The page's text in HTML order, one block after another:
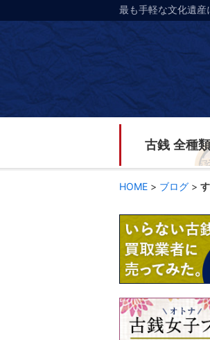
最も手軽な文化遺産
古銭 全種類
HOME > ブログ >